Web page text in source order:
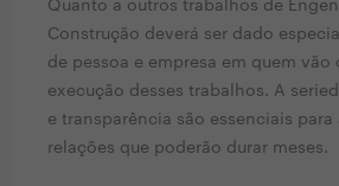
Quanto a outros trabalhos de
Construção deverá ser dado
de pessoa e empresa em quem vão
execução desses trabalhos. A
e transparência são essenciais
relações que poderão durar meses.